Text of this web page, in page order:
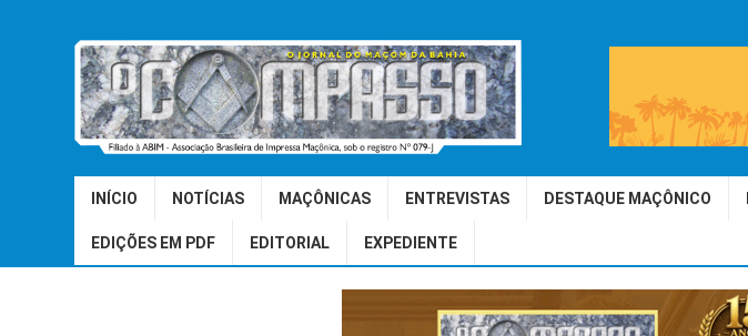
INÍCIO NOTÍCIAS MAÇÔNICAS ENTREVISTAS DESTAQUE MAÇÔNICO
EDIÇÕES EM PDF EDITORIAL EXPEDIENTE